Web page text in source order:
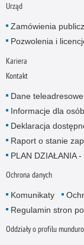
Urząd
Zamówienia
Pozwolenia i
Kariera
Kontakt
Dane teleadresowe
Informacje dla osób
Deklaracja
Raport o stanie
PLAN DZIAŁANIA
Ochrona danych
Komunikaty
Regulamin stron
Oddziały o profilu